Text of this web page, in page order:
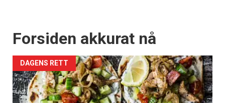
Forsiden akkurat nå
DAGENS RETT